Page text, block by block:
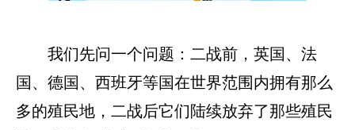
我们先问一个问题：二战前，英国、法
国、德国、西班牙等国在世界范围内拥有那么
多的殖民地，二战后它们陆续放弃了那些殖民